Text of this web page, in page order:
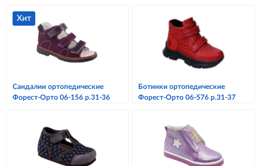
Хит
Сандалии ортопедические
Форест-Орто 06-156 р.31-36
Ботинки ортопедические
Форест-Орто 06-576 р.31-37